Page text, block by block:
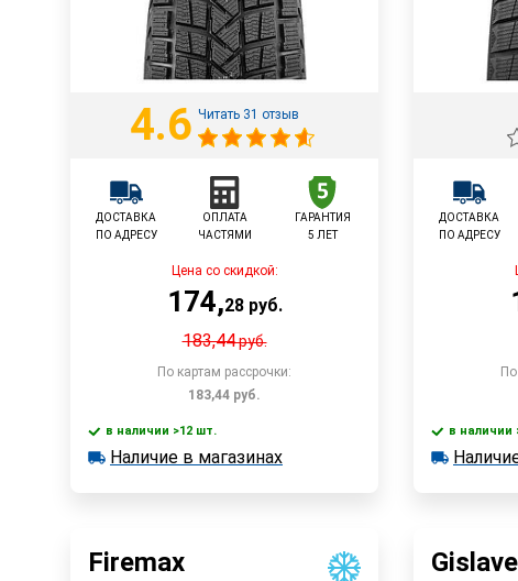
4.6 Читать 31 отзыв
ДОСТАВКА
ПО АДРЕСУ
ОПЛАТА
ЧАСТЯМИ
ГАРАНТИЯ
5 ЛЕТ
Цена со скидкой:
174,28руб.
183,44руб.
По картам рассрочки:
183,44 руб.
В корзину
в наличии >12 шт.
в наличии >12 шт.
Наличие в магазинах
ДОСТАВКА
ПО АДРЕСУ
в наличии >12
в наличии
Firemax